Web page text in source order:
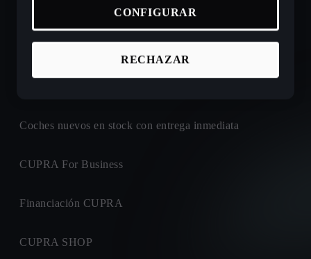
Coches de ocasión en stock
Ofertas de coches nuevos CUPRA
Coches nuevos en stock con entrega inmediata
CUPRA For Business
Financiación CUPRA
CUPRA SHOP
RECHAZAR
CONFIGURAR